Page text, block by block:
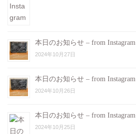
本日のお知らせ – from Instagram
2024年10月27日
本日のお知らせ – from Instagram
2024年10月26日
本日のお知らせ – from Instagram
2024年10月25日